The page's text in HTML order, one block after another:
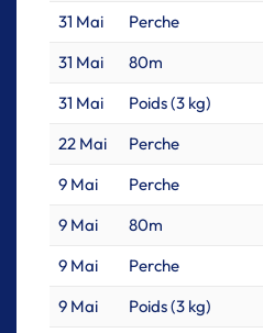
31 Mai
Perche
31 Mai
80m
31 Mai
Poids (3 kg)
22 Mai
Perche
9 Mai
Perche
9 Mai
80m
9 Mai
Perche
9 Mai
Poids (3 kg)